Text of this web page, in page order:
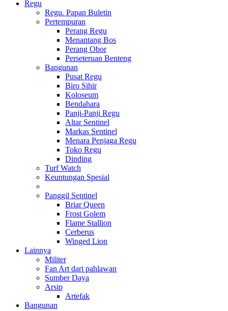
Regu
Regu. Papan Buletin
Pertempuran
Perang Regu
Menantang Bos
Perang Obor
Perseteruan Benteng
Bangunan
Pusat Regu
Biro Sihir
Koloseum
Bendahara
Panji-Panji Regu
Altar Sentinel
Markas Sentinel
Menara Penjaga Regu
Toko Regu
Dinding
Turf Watch
Keuntungan Spesial
Panggil Sentinel
Briar Queen
Frost Golem
Flame Stallion
Cerberus
Winged Lion
Lainnya
Militer
Fan Art dari pahlawan
Sumber Daya
Arsip
Artefak
Bangunan